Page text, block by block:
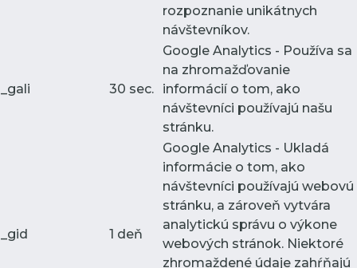
rozpoznanie unikátnych
návštevníkov.
_gali 30 sec.
Google Analytics - Používa sa
na zhromažďovanie
informácií o tom, ako
návštevníci používajú našu
stránku.
_gid 1 deň
Google Analytics - Ukladá
informácie o tom, ako
návštevníci používajú webovú
stránku, a zároveň vytvára
analytickú správu o výkone
webových stránok. Niektoré
zhromaždené údaje zahŕňajú